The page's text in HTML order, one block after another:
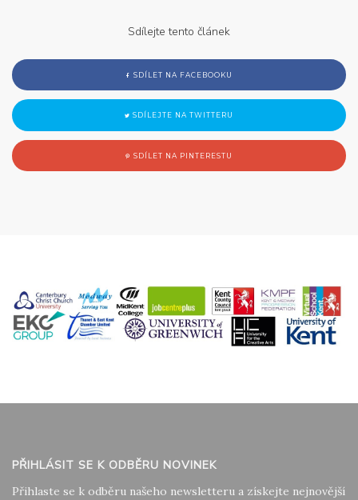
Sdílejte tento článek
SDÍLET NA FACEBOOKU
SDÍLEJTE NA TWITTERU
SDÍLET NA PINTERESTU
PŘIHLÁSIT SE K ODBĚRU NOVINEK
Přihlaste se k odběru našeho newsletteru a získejte nejnovější